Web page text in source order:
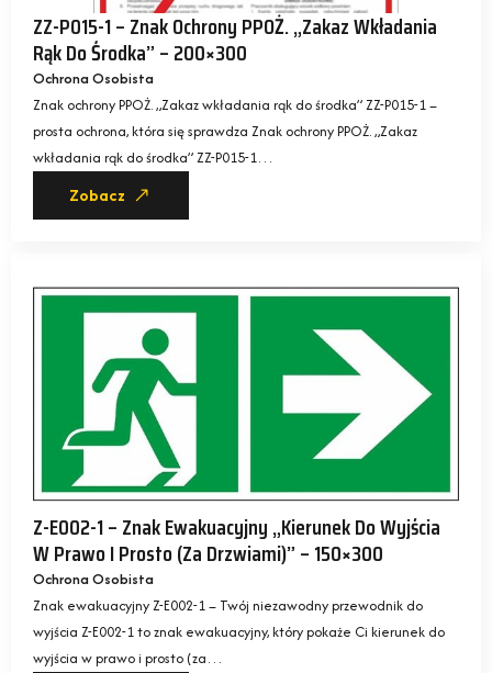
ZZ-P015-1 – Znak Ochrony PPOŻ. „Zakaz Wkładania
Rąk Do Środka” – 200×300
Ochrona Osobista
Znak ochrony PPOŻ. „Zakaz wkładania rąk do środka” ZZ-P015-1 –
prosta ochrona, która się sprawdza Znak ochrony PPOŻ. „Zakaz
wkładania rąk do środka” ZZ-P015-1…
Zobacz
Z-E002-1 – Znak Ewakuacyjny „Kierunek Do Wyjścia
W Prawo I Prosto (za Drzwiami)” – 150×300
Ochrona Osobista
Znak ewakuacyjny Z-E002-1 – Twój niezawodny przewodnik do
wyjścia Z-E002-1 to znak ewakuacyjny, który pokaże Ci kierunek do
wyjścia w prawo i prosto (za…